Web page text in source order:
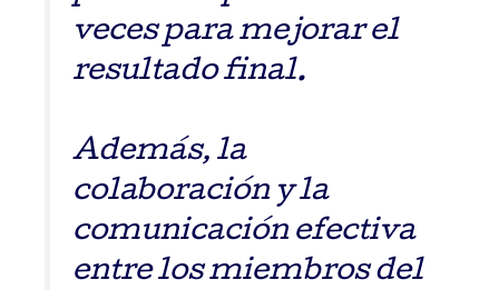
veces para mejorar el
resultado final.
Además, la
colaboración y la
comunicación efectiva
entre los miembros del